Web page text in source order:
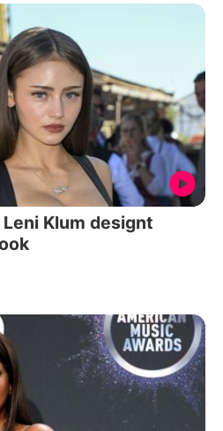
Klum designt